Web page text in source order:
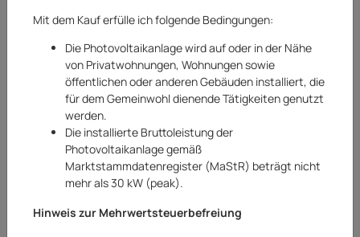
Mit dem Kauf erfülle ich folgende Bedingungen:
Die Photovoltaikanlage wird auf oder in der Nähe
von Privatwohnungen, Wohnungen sowie
öffentlichen oder anderen Gebäuden installiert, die
für dem Gemeinwohl dienende Tätigkeiten genutzt
werden.
Die installierte Bruttoleistung der
Photovoltaikanlage gemäß
Marktstammdatenregister (MaStR) beträgt nicht
mehr als 30 kW (peak).
Hinweis zur Mehrwertsteuerbefreiung